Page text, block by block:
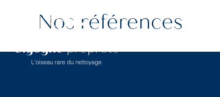
Nos références